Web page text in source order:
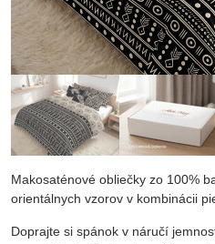
Makosaténové obliečky zo 100%
orientálnych vzorov v kombinácii
Doprajte si spánok v náručí